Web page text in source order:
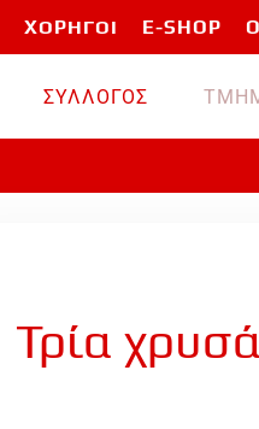
ΧΟΡΗΓΟΙ E-SHOP
ΣΥΛΛΟΓΟΣ
Τρία